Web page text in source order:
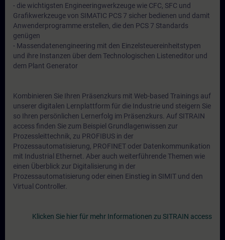
- die wichtigsten Engineeringwerkzeuge wie CFC, SFC und
Grafikwerkzeuge von SIMATIC PCS 7 sicher bedienen und damit
Anwenderprogramme erstellen, die den PCS 7 Standards
genügen
- Massendatenengineering mit den Einzelsteuereinheitstypen
und ihre Instanzen über dem Technologischen Listeneditor und
dem Plant Generator
Kombinieren Sie Ihren Präsenzkurs mit Web-based Trainings auf
unserer digitalen Lernplattform für die Industrie und steigern Sie
so Ihren persönlichen Lernerfolg im Präsenzkurs. Auf SITRAIN
access finden Sie zum Beispiel Grundlagenwissen zur
Prozessleittechnik, zu PROFIBUS in der
Prozessautomatisierung, PROFINET oder Datenkommunikation
mit Industrial Ethernet. Aber auch weiterführende Themen wie
einen Überblick zur Digitalisierung in der
Prozessautomatisierung oder einen Einstieg in SIMIT und den
Virtual Controller.
Klicken Sie hier für mehr Informationen zu SITRAIN access